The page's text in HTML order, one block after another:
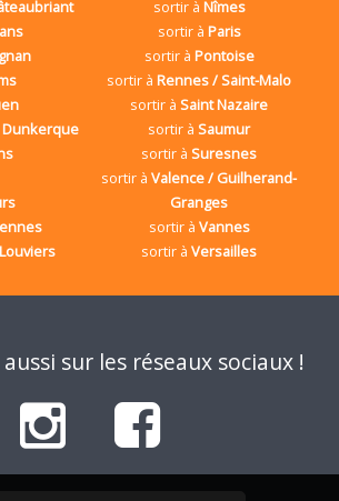
sortir à Nîmes
sortir à Paris
sortir à Pontoise
sortir àRennes / Saint-Malo
sortir àSaint Nazaire
sortir àSaumur
sortir àSuresnes
sortir àValence / Guilherand-
Granges
sortir à Vannes
sortir àVersailles
sur les réseaux sociaux !